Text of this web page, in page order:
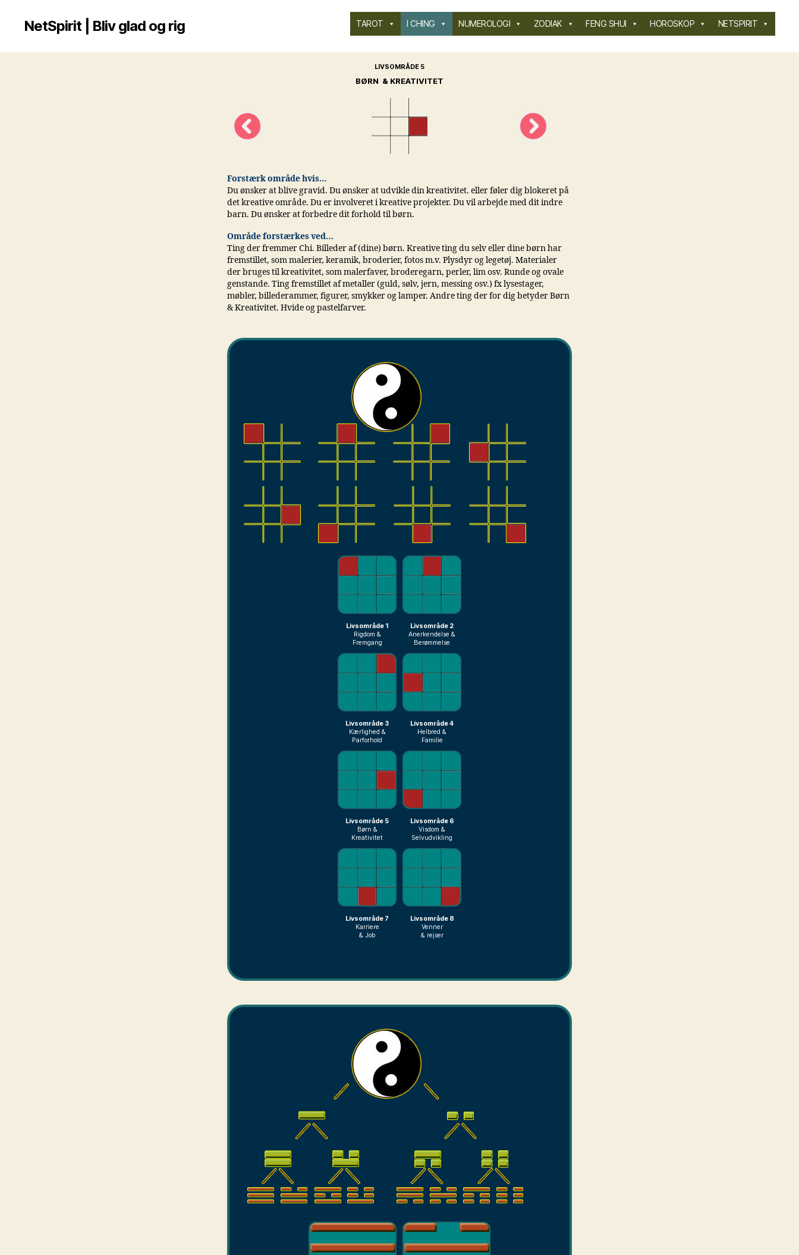
NetSpirit | Bliv glad og rig TAROT I CHING NUMEROLOGI ZODIAK FENG SHUI HOROSKOP NETSPIRIT
LIVSOMRÅDE 5
BØRN & KREATIVITET
Forstærk område hvis…
Du ønsker at blive gravid. Du ønsker at udvikle din kreativitet. eller føler dig blokeret på
det kreative område. Du er involveret i kreative projekter. Du vil arbejde med dit indre
barn. Du ønsker at forbedre dit forhold til børn.
Område forstærkes ved…
Ting der fremmer Chi. Billeder af (dine) børn. Kreative ting du selv eller dine børn har
fremstillet, som malerier, keramik, broderier, fotos m.v. Plysdyr og legetøj. Materialer
der bruges til kreativitet, som malerfaver, broderegarn, perler, lim osv. Runde og ovale
genstande. Ting fremstillet af metaller (guld, sølv, jern, messing osv.) fx lysestager,
møbler, billederammer, figurer, smykker og lamper. Andre ting der for dig betyder Børn
& Kreativitet. Hvide og pastelfarver.
Livsområde 1
Rigdom &
Fremgang
Livsområde 2
Anerkendelse &
Berømmelse
Livsområde 3
Kærlighed &
Parforhold
Livsområde 4
Helbred &
Familie
Livsområde 5
Børn &
Kreativitet
Livsområde 6
Visdom &
Selvudvikling
Livsområde 7
Karriere
& Job
Livsområde 8
Venner
& rejser